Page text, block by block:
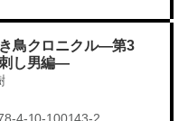
鳥クロニクル―第3
し男編―
4-10-100143-2